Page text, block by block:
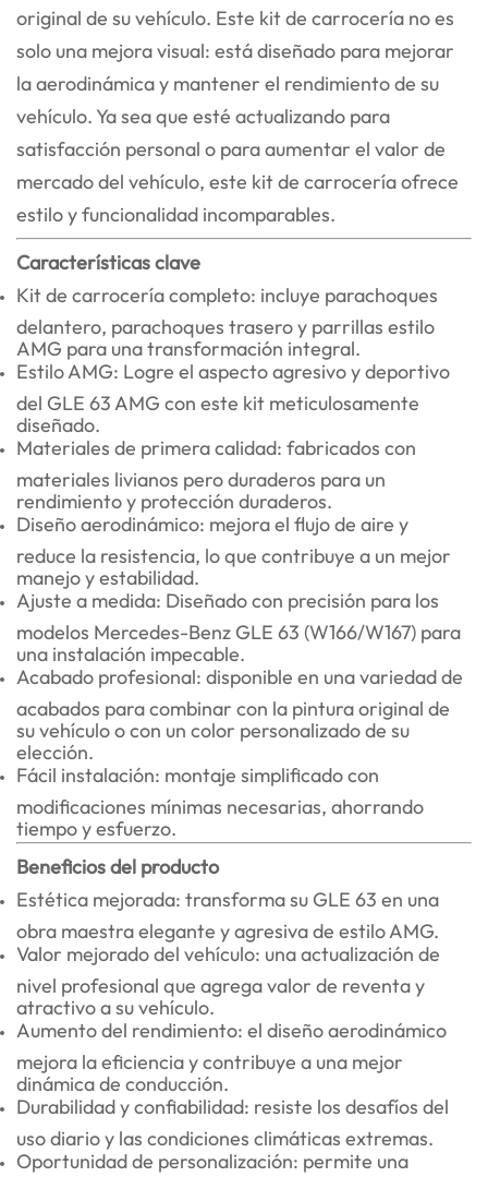
original de su vehículo. Este kit de carrocería no es
solo una mejora visual: está diseñado para mejorar
la aerodinámica y mantener el rendimiento de su
vehículo. Ya sea que esté actualizando para
satisfacción personal o para aumentar el valor de
mercado del vehículo, este kit de carrocería ofrece
estilo y funcionalidad incomparables.
Características clave
Kit de carrocería completo: incluye parachoques
delantero, parachoques trasero y parrillas estilo
AMG para una transformación integral.
Estilo AMG: Logre el aspecto agresivo y deportivo
del GLE 63 AMG con este kit meticulosamente
diseñado.
Materiales de primera calidad: fabricados con
materiales livianos pero duraderos para un
rendimiento y protección duraderos.
Diseño aerodinámico: mejora el flujo de aire y
reduce la resistencia, lo que contribuye a un mejor
manejo y estabilidad.
Ajuste a medida: Diseñado con precisión para los
modelos Mercedes-Benz GLE 63 (W166/W167) para
una instalación impecable.
Acabado profesional: disponible en una variedad de
acabados para combinar con la pintura original de
su vehículo o con un color personalizado de su
elección.
Fácil instalación: montaje simplificado con
modificaciones mínimas necesarias, ahorrando
tiempo y esfuerzo.
Beneficios del producto
Estética mejorada: transforma su GLE 63 en una
obra maestra elegante y agresiva de estilo AMG.
Valor mejorado del vehículo: una actualización de
nivel profesional que agrega valor de reventa y
atractivo a su vehículo.
Aumento del rendimiento: el diseño aerodinámico
mejora la eficiencia y contribuye a una mejor
dinámica de conducción.
Durabilidad y confiabilidad: resiste los desafíos del
uso diario y las condiciones climáticas extremas.
Oportunidad de personalización: permite una